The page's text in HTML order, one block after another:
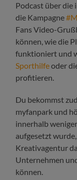
Podcast über
die Kampagne
Fans Video-
können, wie die
funktioniert und
Sporthilfeoder
profitieren.
Du bekommst
myfanpark und
innerhalb
aufgesetzt
Kreativagentur
Unternehmen
können.